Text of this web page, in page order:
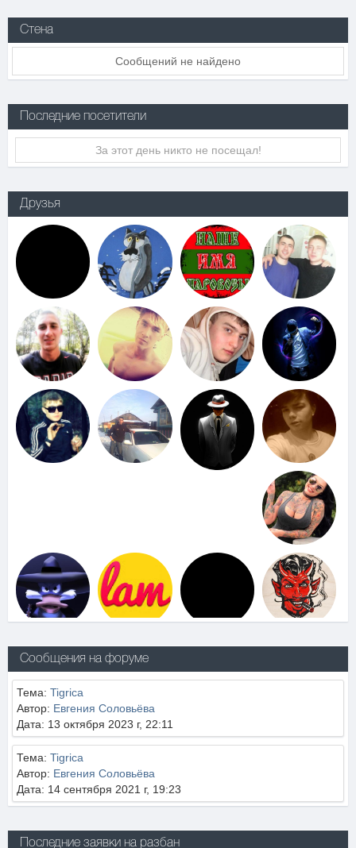
Стена
Сообщений не найдено
Последние посетители
За этот день никто не посещал!
Друзья
Сообщения на форуме
Тема: Tigrica
Автор: Евгения Соловьёва
Дата: 13 октября 2023 г, 22:11
Тема: Tigrica
Автор: Евгения Соловьёва
Дата: 14 сентября 2021 г, 19:23
Последние заявки на разбан